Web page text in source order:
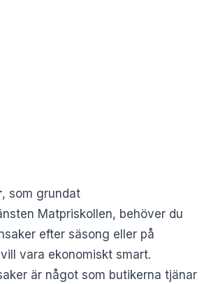
, som grundat
Matpriskollen, behöver du
efter säsong eller på
vara ekonomiskt smart.
är något som butikerna tjänar